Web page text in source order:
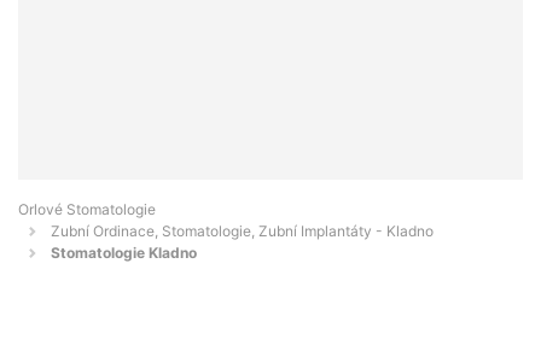
Orlové Stomatologie
Zubní Ordinace, Stomatologie, Zubní Implantáty - Kladno
Stomatologie Kladno